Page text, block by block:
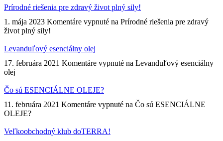
Prírodné riešenia pre zdravý život plný sily!
1. mája 2023 Komentáre vypnuté na Prírodné riešenia pre zdravý
život plný sily!
Levanduľový esenciálny olej
17. februára 2021 Komentáre vypnuté na Levanduľový esenciálny
olej
Čo sú ESENCIÁLNE OLEJE?
11. februára 2021 Komentáre vypnuté na Čo sú ESENCIÁLNE
OLEJE?
Veľkoobchodný klub doTERRA!